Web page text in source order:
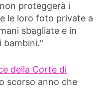
proteggerà i
le loro foto private a
sbagliate e in
bambini.“
della Corte di
scorso anno che